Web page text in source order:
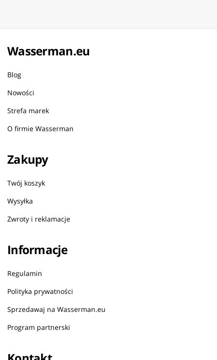
Wasserman.eu
Blog
Nowości
Strefa marek
O firmie Wasserman
Zakupy
Twój koszyk
Wysyłka
Zwroty i reklamacje
Informacje
Regulamin
Polityka prywatności
Sprzedawaj na Wasserman.eu
Program partnerski